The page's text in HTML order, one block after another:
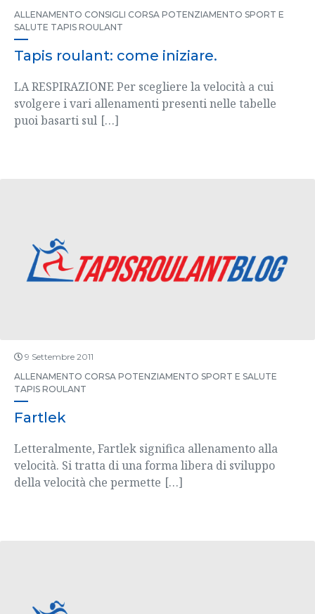
ALLENAMENTO CONSIGLI CORSA POTENZIAMENTO SPORT E
SALUTE TAPIS ROULANT
Tapis roulant: come iniziare.
LA RESPIRAZIONE Per scegliere la velocità a cui
svolgere i vari allenamenti presenti nelle tabelle
puoi basarti sul […]
9 Settembre 2011
ALLENAMENTO CORSA POTENZIAMENTO SPORT E SALUTE
TAPIS ROULANT
Fartlek
Letteralmente, Fartlek significa allenamento alla
velocità. Si tratta di una forma libera di sviluppo
della velocità che permette […]